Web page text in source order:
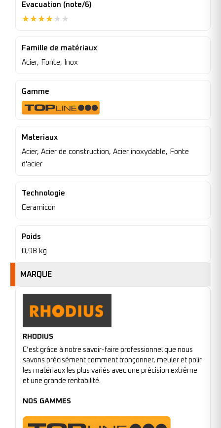
Evacuation (note/6)
★★★★★ ★
Famille de matériaux
Acier, Fonte, Inox
Gamme
Materiaux
Acier, Acier de construction, Acier inoxydable, Fonte
d'acier
Technologie
Ceramicon
Poids
0,98 kg
MARQUE
RHODIUS
C’est grâce à notre savoir-faire professionnel que nous
savons précisément comment tronçonner, meuler et polir
les matériaux les plus variés avec une précision extrême
et une grande rentabilité.
NOS GAMMES